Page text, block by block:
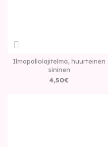
Ilmapallolajitelma, huurteinen
sininen
4,50€